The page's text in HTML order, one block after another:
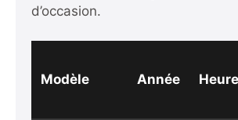
d’occasion.
Modèle Année